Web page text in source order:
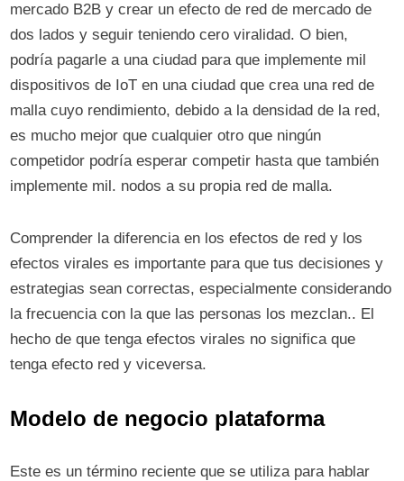
mercado B2B y crear un efecto de red de mercado de
dos lados y seguir teniendo cero viralidad. O bien,
podría pagarle a una ciudad para que implemente mil
dispositivos de IoT en una ciudad que crea una red de
malla cuyo rendimiento, debido a la densidad de la red,
es mucho mejor que cualquier otro que ningún
competidor podría esperar competir hasta que también
implemente mil. nodos a su propia red de malla.
Comprender la diferencia en los efectos de red y los
efectos virales es importante para que tus decisiones y
estrategias sean correctas, especialmente considerando
la frecuencia con la que las personas los mezclan.. El
hecho de que tenga efectos virales no significa que
tenga efecto red y viceversa.
Modelo de negocio plataforma
Este es un término reciente que se utiliza para hablar